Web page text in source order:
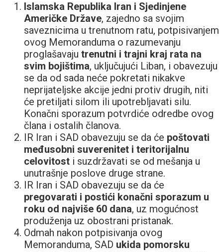
Islamska Republika Iran i Sjedinjene
Američke Države, zajedno sa svojim
saveznicima u trenutnom ratu, potpisivanjem
ovog Memoranduma o razumevanju
proglašavaju trenutni i trajni kraj rata na
svim bojištima, uključujući Liban, i obavezuju
se da od sada neće pokretati nikakve
neprijateljske akcije jedni protiv drugih, niti
će pretiljati silom ili upotrebljavati silu.
Konačni sporazum potvrdiće odredbe ovog
člana i ostalih članova.
IR Iran i SAD obavezuju se da će poštovati
međusobni suverenitet i teritorijalnu
celovitost i suzdržavati se od mešanja u
unutrašnje poslove druge strane.
IR Iran i SAD obavezuju se da će
pregovarati i postići konačni sporazum u
roku od najviše 60 dana, uz mogućnost
produženja uz obostrani pristanak.
Odmah nakon potpisivanja ovog
Memoranduma, SAD ukida pomorsku